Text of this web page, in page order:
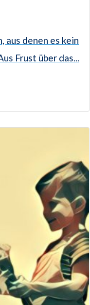
aus denen es kein
Frust über das...